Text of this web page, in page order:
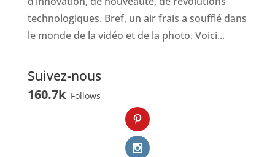
technologiques. Bref, un air frais a soufflé dans
le monde de la vidéo et de la photo. Voici...
Suivez-nous
160.7k Follows